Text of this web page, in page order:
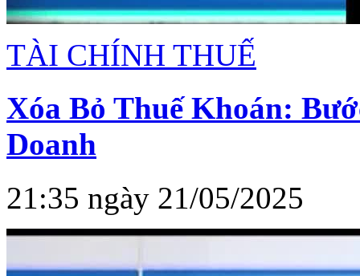
TÀI CHÍNH THUẾ
Xóa Bỏ Thuế Khoán:
Doanh
21:35 ngày 21/05/2025